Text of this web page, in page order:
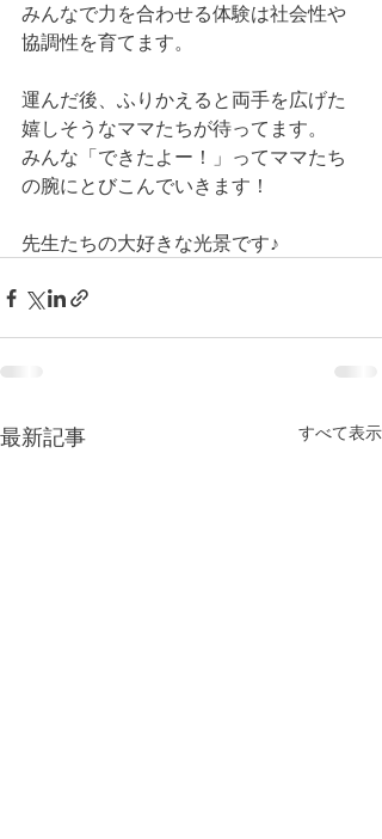
みんなで力を合わせる体験は社会性や
協調性を育てます。
運んだ後、ふりかえると両手を広げた
嬉しそうなママたちが待ってます。
みんな「できたよー！」ってママたち
の腕にとびこんでいきます！
先生たちの大好きな光景です♪
最新記事 すべて表示